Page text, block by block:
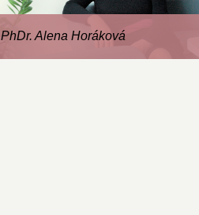
PhDr. Alena Horáková